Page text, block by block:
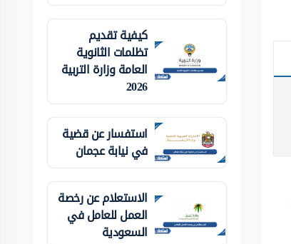
كيفية تقديم
تظلمات الثانوية
العامة وزارة التربية
2026
استفسار عن قضية
في نيابة عجمان
الاستعلام عن رخصة
العمل للعامل في
السعودية